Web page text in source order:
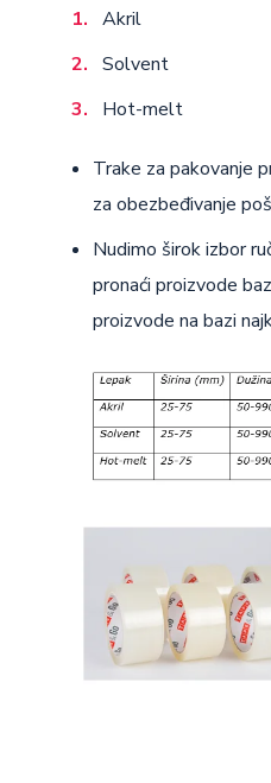
Akril
Solvent
Hot-melt
Trake za pakovanje
za obezbeđivanje
Nudimo širok izbor
pronaći proizvode
proizvode na bazi